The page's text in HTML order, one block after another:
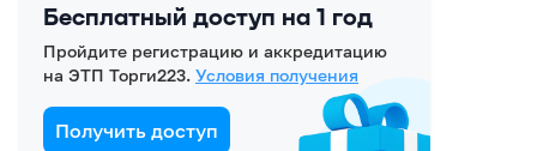
Бесплатный доступ на 1 год
Пройдите регистрацию и аккредитацию
на ЭТП Торги223. Условия получения
Получить доступ